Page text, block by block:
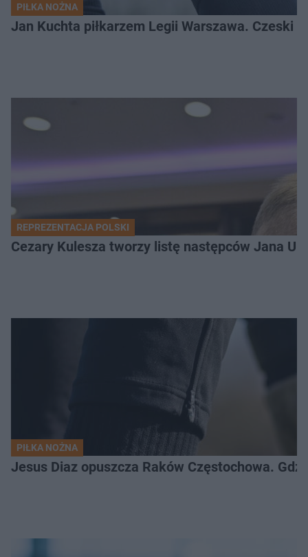
PIŁKA NOŻNA
Jan Kuchta piłkarzem Legii Warszawa. Czeski
REPREZENTACJA POLSKI
Cezary Kulesza tworzy listę następców Jana
PIŁKA NOŻNA
Jesus Diaz opuszcza Raków Częstochowa.